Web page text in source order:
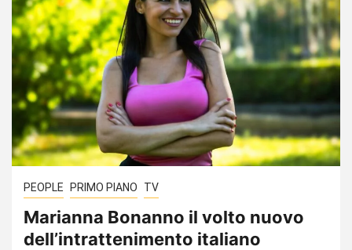
PEOPLE PRIMO PIANO TV
Marianna Bonanno il volto nuovo
dell’intrattenimento italiano